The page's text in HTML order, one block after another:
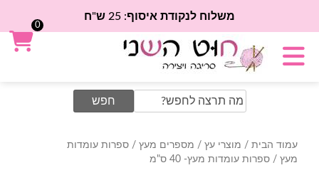
משלוח לנקודת איסוף: 25 ש"ח
Search
for:
עמוד הבית / מוצרי עץ / מספרים מעץ / ספרות עומדות
מעץ / ספרות עומדות מעץ- 40 ס"מ
0